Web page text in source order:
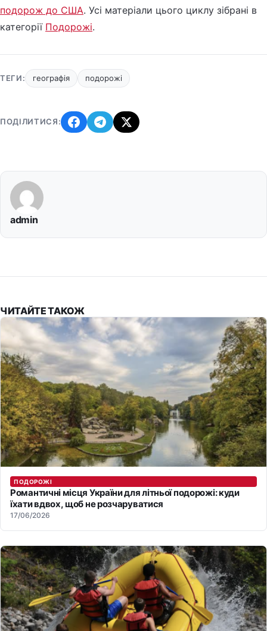
подорож до США. Усі матеріали цього циклу зібрані в
категорії Подорожі.
ТЕГИ: географія подорожі
ПОДІЛИТИСЯ:
admin
ЧИТАЙТЕ ТАКОЖ
ПОДОРОЖІ
Романтичні місця України для літньої подорожі: куди
їхати вдвох, щоб не розчаруватися
17/06/2026